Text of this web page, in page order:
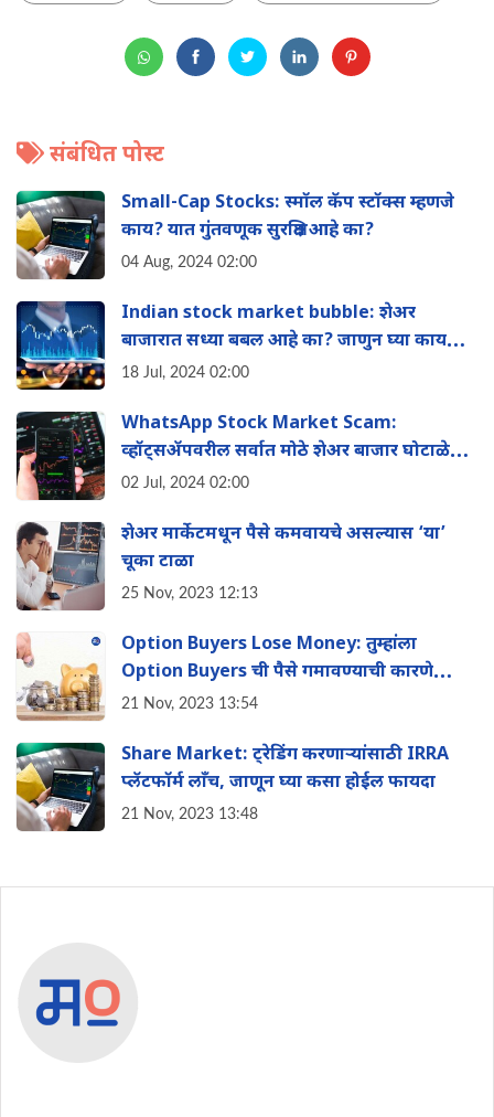
संबंधित पोस्ट
Small-Cap Stocks: स्मॉल कॅप स्टॉक्स म्हणजे
काय? यात गुंतवणूक सुरक्षित आहे का?
04 Aug, 2024 02:00
Indian stock market bubble: शेअर
बाजारात सध्या बबल आहे का? जाणुन घ्या काय
आहे तज्ञांचे मत
18 Jul, 2024 02:00
WhatsApp Stock Market Scam:
व्हॉट्सॲपवरील सर्वात मोठे शेअर बाजार घोटाळे
आण‍ि त्यापासून कसे वाचावे
02 Jul, 2024 02:00
शेअर मार्केटमधून पैसे कमवायचे असल्यास ‘या’
चूका टाळा
25 Nov, 2023 12:13
Option Buyers Lose Money: तुम्हांला
Option Buyers ची पैसे गमावण्याची कारणे
माहिती आहेत का? लगेच जाणुन घ्या काय आहेत
21 Nov, 2023 13:54
Share Market: ट्रेडिंग करणाऱ्यांसाठी IRRA
प्लॅटफॉर्म लाँच, जाणून घ्या कसा होईल फायदा
21 Nov, 2023 13:48